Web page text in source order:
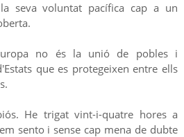
seva voluntat pacífica cap a un
no és la unió de pobles i
que es protegeixen entre ells
He trigat vint-i-quatre hores a
sento i sense cap mena de dubte